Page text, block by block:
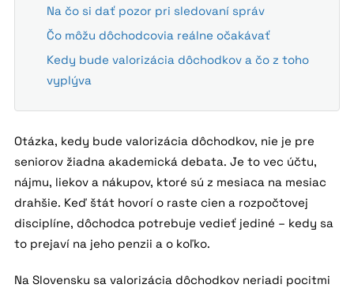
Na čo si dať pozor pri sledovaní správ
Čo môžu dôchodcovia reálne očakávať
Kedy bude valorizácia dôchodkov a čo z toho
vyplýva
Otázka, kedy bude valorizácia dôchodkov, nie je pre
seniorov žiadna akademická debata. Je to vec účtu,
nájmu, liekov a nákupov, ktoré sú z mesiaca na mesiac
drahšie. Keď štát hovorí o raste cien a rozpočtovej
disciplíne, dôchodca potrebuje vedieť jediné – kedy sa
to prejaví na jeho penzii a o koľko.
Na Slovensku sa valorizácia dôchodkov neriadi pocitmi